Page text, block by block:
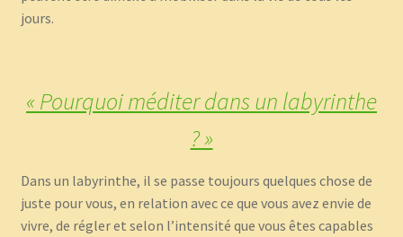
jours.
« Pourquoi méditer dans un labyrinthe
? »
Dans un labyrinthe, il se passe toujours quelques chose de
juste pour vous, en relation avec ce que vous avez envie de
vivre, de régler et selon l’intensité que vous êtes capables